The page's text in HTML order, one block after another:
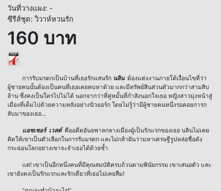
วันที่วางแผง: -
ซีรีส์ชุด: วิวาห์หวนรัก
160 บาท
การรับมรดกเป็นบ้านที่เธอรักแสนรัก นลิน ต้องแต่งงานภายใต้เงื่อนไขที่ว่า
ผู้ชายคนนั้นต้องเป็นคนที่เธอเคยคบหาด้วย และมีทรัพย์สินส่วนตัวมากกว่าสามสิบ
ล้าน ซึ่งคงเป็นใครไปไม่ได้ นอกจากว่าที่คู่หมั้นที่กำลังนอกใจเธอ หญิงสาวมุ่งหน้าสู่
เมืองที่เต็มไปด้วยความหลังอย่างนิวยอร์ก โดยไม่รู้ว่ามีผู้ชายคนหนึ่งรอคอยการก
ลับมาของเธอ...
แอชเชอร์ เวสต์คืออดีตอันธพาลกลางเมืองผู้เป็นรักแรกของเธอ นลินไม่เคย
คิดให้เขาเป็นตัวเลือกในการรับมรดก และไม่กล้าฝันว่ามหาเศรษฐีรูปหล่อชื่อดัง
กระฉ่อนโลกอย่างเขาจะจำเธอได้ด้วยซ้ำ
แต่! เขาเป็นอีกหนึ่งคนที่มีคุณสมบัติครบถ้วนตามพินัยกรรม เขาเสนอตัว และ
เขายังคงเป็นรักแรกและรักเดียวที่เธอไม่เคยลืม!